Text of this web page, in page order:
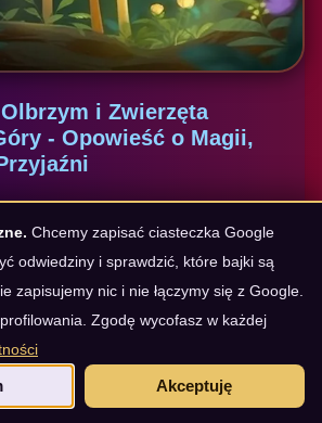
Olbrzym i Zwierzęta
- Opowieść o Magii,
temu, kiedy na łąkach
Chcemy zapisać ciasteczka Google
odwiedziny i sprawdzić, które bajki są
zapisujemy nic i nie łączymy się z Google.
Zgodę wycofasz w każdej
Akceptuję